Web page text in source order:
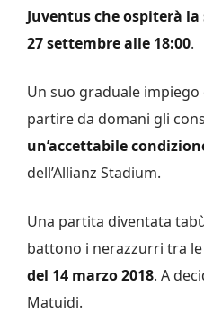
Juventus che ospiterà
27 settembre alle 18:00.
Un suo graduale
partire da domani gli
un’accettabile
dell’Allianz Stadium.
Una partita diventata
battono i nerazzurri tra
del 14 marzo 2018. A
Matuidi.